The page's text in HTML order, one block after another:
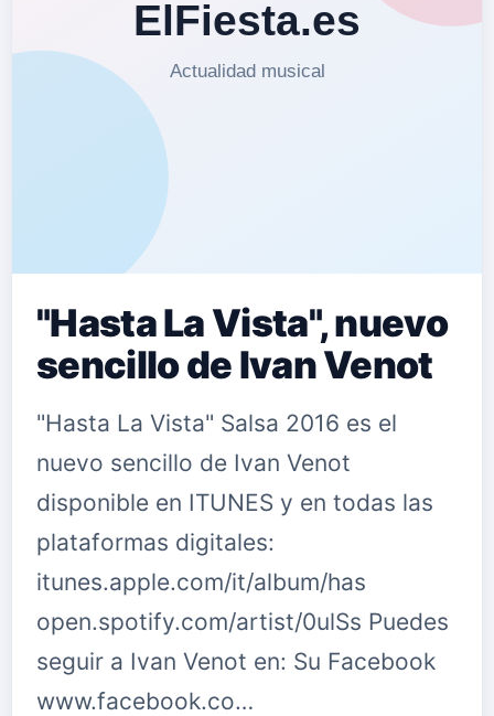
"Hasta La Vista", nuevo
sencillo de Ivan Venot
"Hasta La Vista" Salsa 2016 es el
nuevo sencillo de Ivan Venot
disponible en ITUNES y en todas las
plataformas digitales:
itunes.apple.com/it/album/has
open.spotify.com/artist/0ulSs Puedes
seguir a Ivan Venot en: Su Facebook
www.facebook.co…